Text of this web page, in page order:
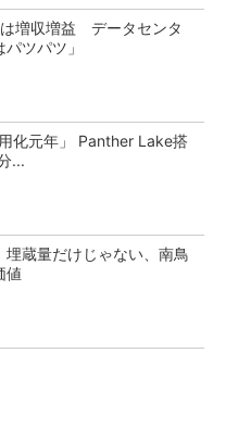
増収増益 データセンタ
ツパツ」
化元年」 Panther Lake搭
...
蔵量だけじゃない、南鳥
値